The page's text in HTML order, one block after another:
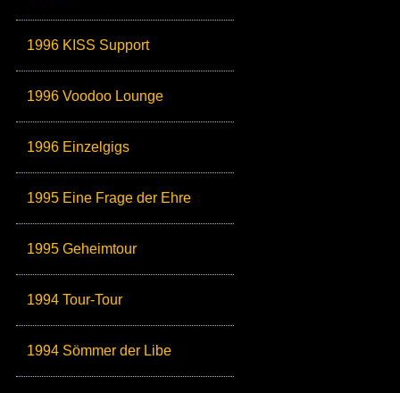
1996 KISS Support
1996 Voodoo Lounge
1996 Einzelgigs
1995 Eine Frage der Ehre
1995 Geheimtour
1994 Tour-Tour
1994 Sömmer der Libe